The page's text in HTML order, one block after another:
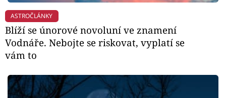
ASTROČLÁNKY
Blíží se únorové novoluní ve znamení
Vodnáře. Nebojte se riskovat, vyplatí se
vám to